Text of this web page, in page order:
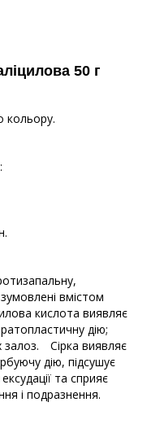
50 г
кольору.
вмістом
кислота виявляє
дію;
залоз. Сірка виявляє
дію, підсушує
та сприяє
і подразнення.